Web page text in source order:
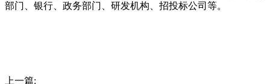
部门、银行、政务部门、研发机构、招投标公司等。
上一篇: